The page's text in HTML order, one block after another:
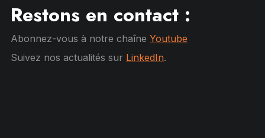
Restons en contact :
Abonnez-vous à notre chaîne Youtube
Suivez nos actualités sur LinkedIn.